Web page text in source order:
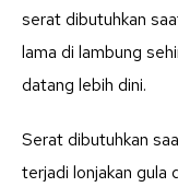
serat dibutuhkan
lama di lambung
datang lebih dini.
Serat dibutuhkan
terjadi lonjakan gula